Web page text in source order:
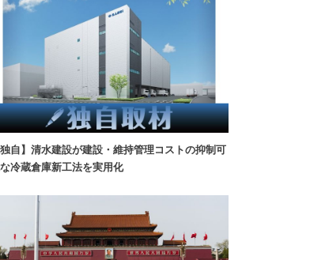
独自】清水建設が建設・維持管理コストの抑制可
冷蔵倉庫新工法を実用化